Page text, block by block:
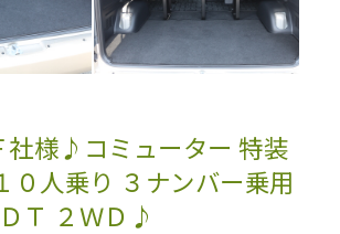
社様♪コミューター 特装
０人乗り ３ナンバー乗用
Ｔ ２ＷＤ♪